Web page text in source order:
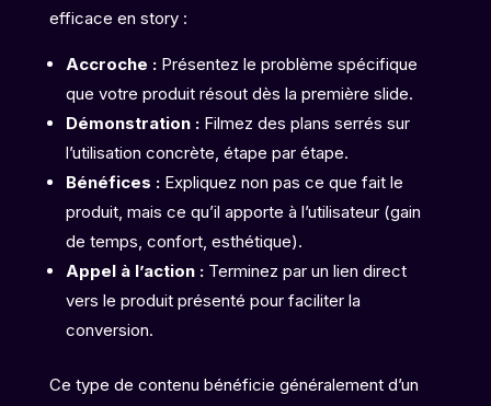
efficace en story :
Accroche :Présentez le problème spécifique
que votre produit résout dès la première slide.
Démonstration :Filmez des plans serrés sur
l’utilisation concrète, étape par étape.
Bénéfices :Expliquez non pas ce que fait le
produit, mais ce qu’il apporte à l’utilisateur (gain
de temps, confort, esthétique).
Appel à l’action :Terminez par un lien direct
vers le produit présenté pour faciliter la
conversion.
Ce type de contenu bénéficie généralement d’un